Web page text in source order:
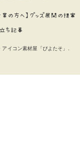
業の方へ】グッズ展開の提案
ち記事
イコン素材屋「ぴよたそ」.